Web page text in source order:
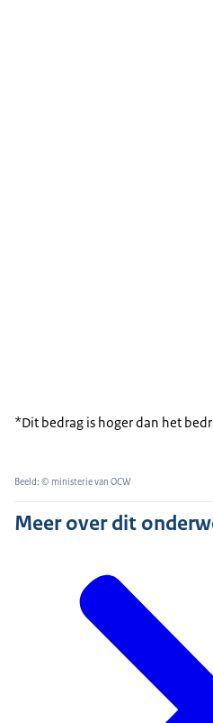
*Dit bedrag is hoger dan het
Beeld: © ministerie van OCW
Meer over dit